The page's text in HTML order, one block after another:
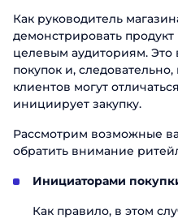
Как руководитель
демонстрировать
целевым аудиториям. Это
покупок и,
клиентов могут
инициирует закупку.
Рассмотрим возможные
обратить внимание
Инициаторами
Как правило, в этом